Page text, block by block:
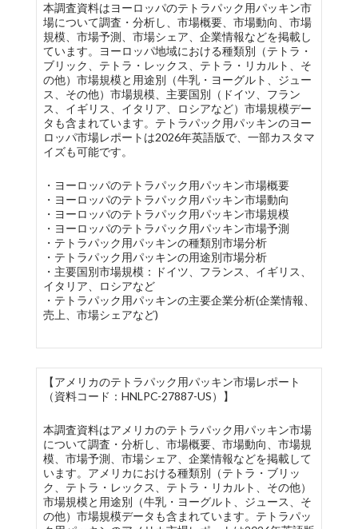
本調査資料はヨーロッパのテトラパック用パッキン市
場について調査・分析し、市場概要、市場動向、市場
規模、市場予測、市場シェア、企業情報などを掲載し
ています。ヨーロッパ地域における種類別（テトラ・
ブリック、テトラ・レックス、テトラ・リカルト、そ
の他）市場規模と用途別（牛乳・ヨーグルト、ジュー
ス、その他）市場規模、主要国別（ドイツ、フラン
ス、イギリス、イタリア、ロシアなど）市場規模デー
タも含まれています。テトラパック用パッキンのヨー
ロッパ市場レポートは2026年英語版で、一部カスタマ
イズも可能です。
・ヨーロッパのテトラパック用パッキン市場概要
・ヨーロッパのテトラパック用パッキン市場動向
・ヨーロッパのテトラパック用パッキン市場規模
・ヨーロッパのテトラパック用パッキン市場予測
・テトラパック用パッキンの種類別市場分析
・テトラパック用パッキンの用途別市場分析
・主要国別市場規模：ドイツ、フランス、イギリス、
イタリア、ロシアなど
・テトラパック用パッキンの主要企業分析(企業情報、
売上、市場シェアなど)
【アメリカのテトラパック用パッキン市場レポート
（資料コード：HNLPC-27887-US）】
本調査資料はアメリカのテトラパック用パッキン市場
について調査・分析し、市場概要、市場動向、市場規
模、市場予測、市場シェア、企業情報などを掲載して
います。アメリカにおける種類別（テトラ・ブリッ
ク、テトラ・レックス、テトラ・リカルト、その他）
市場規模と用途別（牛乳・ヨーグルト、ジュース、そ
の他）市場規模データも含まれています。テトラパッ